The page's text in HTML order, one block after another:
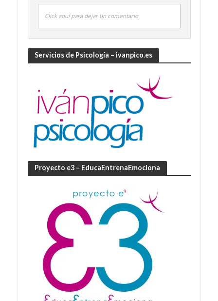
Click aquí para dejar un comentario
Servicios de Psicología – ivanpico.es
Proyecto e3 – EducaEntrenaEmociona